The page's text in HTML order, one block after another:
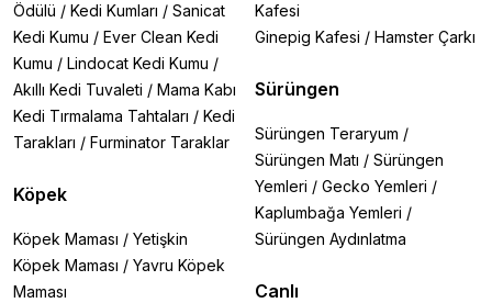
Ödülü / Kedi Kumları / Sanicat
Kedi Kumu / Ever Clean Kedi
Kumu / Lindocat Kedi Kumu /
Akıllı Kedi Tuvaleti / Mama Kabı
Kedi Tırmalama Tahtaları / Kedi
Tarakları / Furminator Taraklar
Köpek
Köpek Maması / Yetişkin
Köpek Maması / Yavru Köpek
Maması
Kafesi
Ginepig Kafesi / Hamster Çarkı
Sürüngen
Sürüngen Teraryum /
Sürüngen Matı / Sürüngen
Yemleri / Gecko Yemleri /
Kaplumbağa Yemleri /
Sürüngen Aydınlatma
Canlı